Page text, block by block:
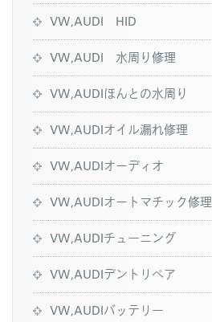
VW,AUDI HID
VW,AUDI 水周り修理
VW,AUDIほんとの水周り
VW,AUDIオイル漏れ修理
VW,AUDIオーディオ
VW,AUDIオートマチック修理
VW,AUDIチューニング
VW,AUDIデントリペア
VW,AUDIバッテリー